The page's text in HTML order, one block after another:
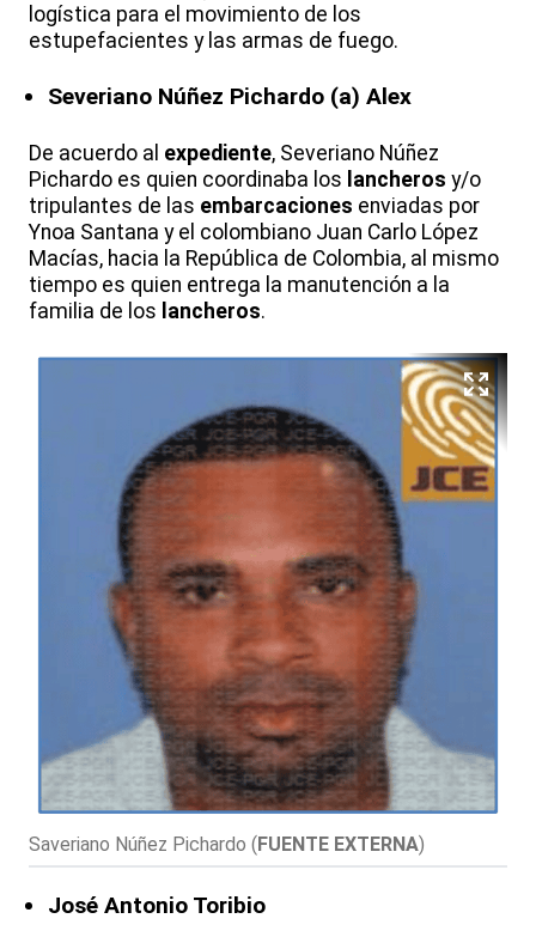
logística para el movimiento de los
estupefacientes y las armas de fuego.
Severiano Núñez Pichardo (a) Alex
De acuerdo al expediente, Severiano Núñez
Pichardo es quien coordinaba los lancheros y/o
tripulantes de las embarcaciones enviadas por
Ynoa Santana y el colombiano Juan Carlo López
Macías, hacia la República de Colombia, al mismo
tiempo es quien entrega la manutención a la
familia de los lancheros.
Saveriano Núñez Pichardo (FUENTE EXTERNA)
José Antonio Toribio